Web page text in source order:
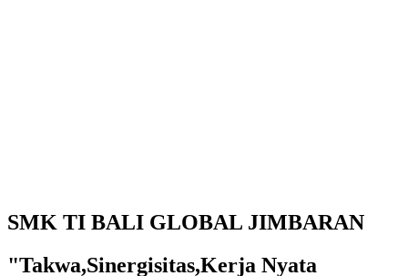
SMK TI BALI GLOBAL JIMBARAN
"Takwa,Sinergisitas,Kerja Nyata